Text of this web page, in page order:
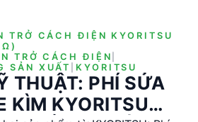
TRỞ CÁCH ĐIỆN KYORITSU
TRỞ CÁCH ĐIỆN
SẢN XUẤT
KYORITSU
THUẬT: PHÍ SỬA
KÌM KYORITSU